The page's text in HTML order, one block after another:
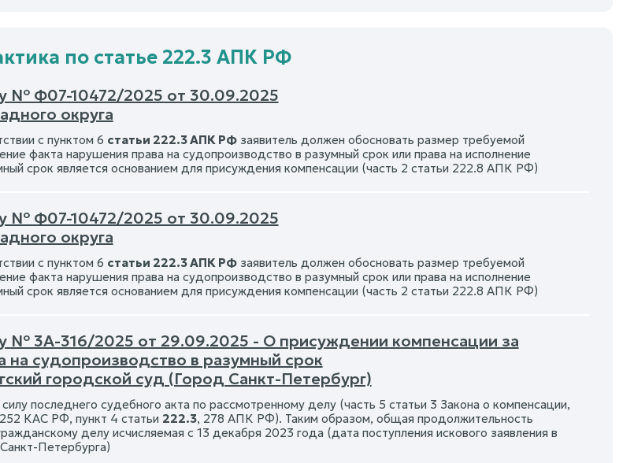
по статье 222.3 АПК РФ
№ Ф07-10472/2025 от 30.09.2025
округа
с пунктом 6 статьи 222.3 АПК РФзаявитель должен обосновать размер требуемой
факта нарушения права на судопроизводство в разумный срок или права на исполнение
срок является основанием для присуждения компенсации (часть 2 статьи 222.8 АПК РФ)
№ Ф07-10472/2025 от 30.09.2025
округа
с пунктом 6 статьи 222.3 АПК РФзаявитель должен обосновать размер требуемой
факта нарушения права на судопроизводство в разумный срок или права на исполнение
срок является основанием для присуждения компенсации (часть 2 статьи 222.8 АПК РФ)
№ 3А-316/2025 от 29.09.2025 - О присуждении компенсации за
на судопроизводство в разумный срок
городской суд (Город Санкт-Петербург)
последнего судебного акта по рассмотренному делу (часть 5 статьи 3 Закона о компенсации,
КАС РФ, пункт 4 статьи 222.3, 278 АПК РФ). Таким образом, общая продолжительность
делу исчисляемая с 13 декабря 2023 года (дата поступления искового заявления в
Петербурга)